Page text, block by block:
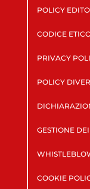
POLICY
CODICE
PRIVACY
POLICY
GESTIONE
COOKIE